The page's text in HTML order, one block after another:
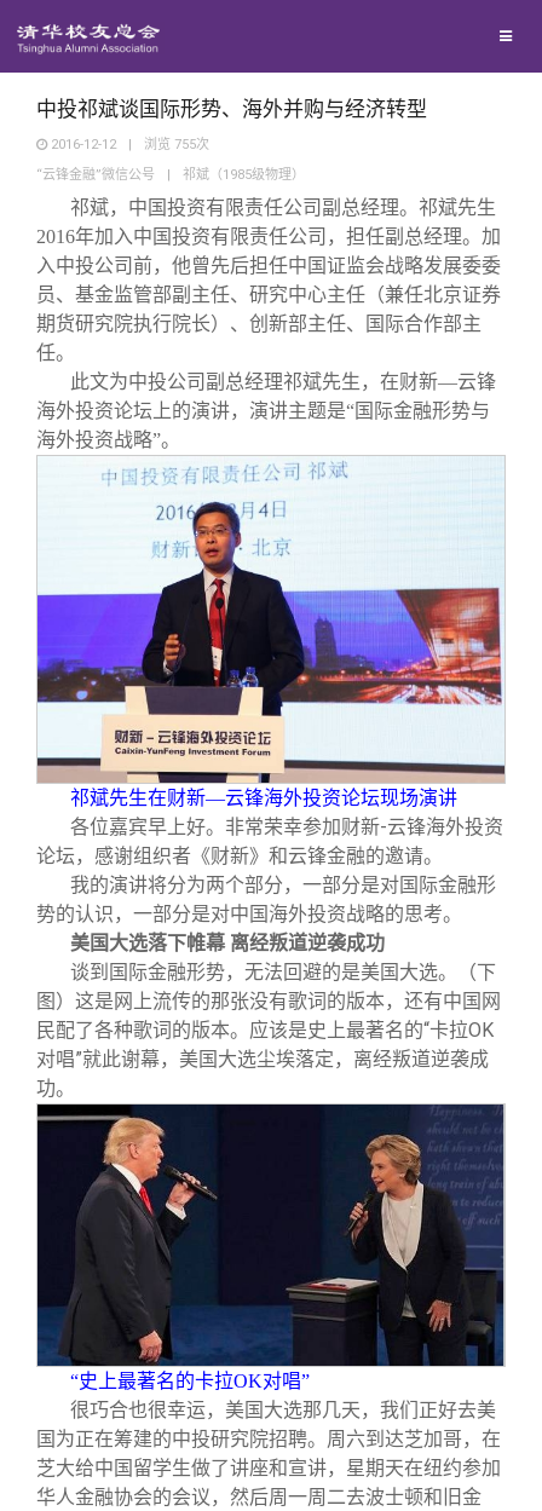
西南联大校友会
义工计划
新媒体平台
青春风采
校友文苑
校友讲坛
校友视界
校友服务
终身学习
信息化服务
三创大赛
实用信息
校友总会
总会简介
会长致辞
总会章程
理事会名单
制度法规
联系我们
关闭
中投祁斌谈国际形势、海外并购与经济转型
2016-12-12 | 浏览 755次
“云锋金融”微信公号
| 祁斌（1985级物理）
祁斌，中国投资有限责任公司副总经理。祁斌先生
2016年加入中国投资有限责任公司，担任副总经理。加
入中投公司前，他曾先后担任中国证监会战略发展委委
员、基金监管部副主任、研究中心主任（兼任北京证券
期货研究院执行院长）、创新部主任、国际合作部主
任。
此文为中投公司副总经理祁斌先生，在财新—云锋
海外投资论坛上的演讲，演讲主题是“国际金融形势与
海外投资战略”。
祁斌先生在财新—云锋海外投资论坛现场演讲
各位嘉宾早上好。非常荣幸参加财新-云锋海外投资
论坛，感谢组织者《财新》和云锋金融的邀请。
我的演讲将分为两个部分，一部分是对国际金融形
势的认识，一部分是对中国海外投资战略的思考。
美国大选落下帷幕 离经叛道逆袭成功
谈到国际金融形势，无法回避的是美国大选。（下
图）这是网上流传的那张没有歌词的版本，还有中国网
民配了各种歌词的版本。应该是史上最著名的“卡拉OK
对唱”就此谢幕，美国大选尘埃落定，离经叛道逆袭成
功。
“史上最著名的卡拉OK对唱”
很巧合也很幸运，美国大选那几天，我们正好去美
国为正在筹建的中投研究院招聘。周六到达芝加哥，在
芝大给中国留学生做了讲座和宣讲，星期天在纽约参加
华人金融协会的会议，然后周一周二去波士顿和旧金